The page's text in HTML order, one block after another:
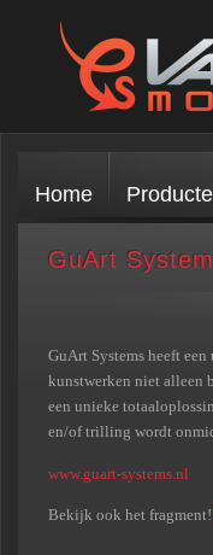
Home
GuArt
GuArt Systems heeft
kunstwerken niet alleen
een unieke
en/of trilling wordt
www.guart-systems.nl
Bekijk ook het fragment!